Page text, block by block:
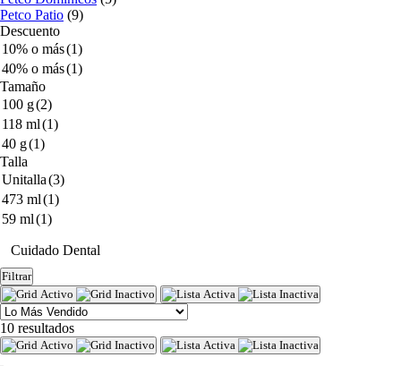
Petco Patio (9)
Descuento
10% o más(1)
40% o más(1)
Tamaño
100 g(2)
118 ml(1)
40 g(1)
Talla
Unitalla(3)
473 ml(1)
59 ml(1)
Cuidado Dental
Filtrar
10 resultados